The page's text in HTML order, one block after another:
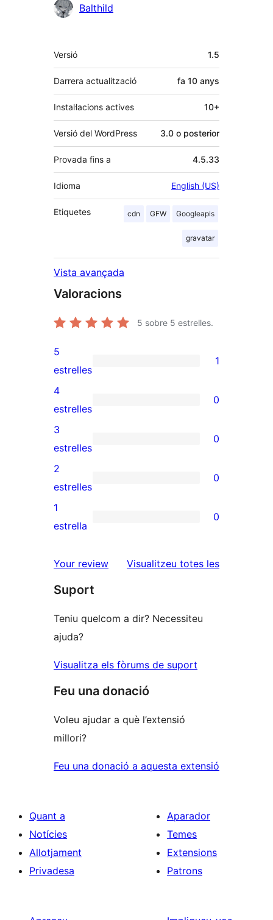
Col·laboradors
Balthild
Meta
Versió 1.5
Darrera actualització fa 10 anys
Instal·lacions actives 10+
Versió del WordPress 3.0 o posterior
Provada fins a 4.5.33
Idioma English (US)
Etiquetes cdn GFW Googleapis
gravatar
Vista avançada
Valoracions
5 sobre 5 estrelles.
1
valoració
de
5
estrelles
5
estrelles
1
0
valoracions
de
4
estrelles
4
estrelles
0
0
valoracions
de
3
estrelles
3
estrelles
0
0
valoracions
de
estrelles
2
estrelles
0
0
de
estrelles
1
estrella
0
Your review Visualitzeu totes lesressenyes
Suport
Teniu quelcom a dir? Necessiteu
ajuda?
Visualitza els fòrums de suport
Feu una donació
Voleu ajudar a què l’extensió
millori?
Feu una donació a aquesta extensió
Quant a
Notícies
Allotjament
Privadesa
Aparador
Temes
Extensions
Patrons